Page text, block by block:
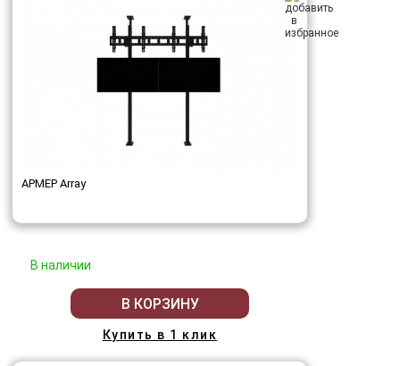
АРМЕР Array
В наличии
В КОРЗИНУ
Купить в 1 клик